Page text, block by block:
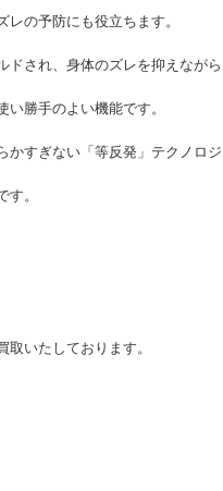
の予防にも役立ちます。
ドされ、身体のズレを抑えながら
勝手のよい機能です。
かすぎない「等反発」テクノロジ
。
いたしております。